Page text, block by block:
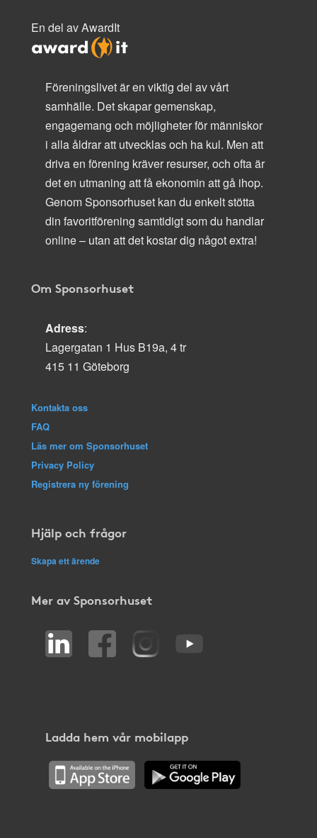
En del av AwardIt
Föreningslivet är en viktig del av vårt
samhälle. Det skapar gemenskap,
engagemang och möjligheter för människor
i alla åldrar att utvecklas och ha kul. Men att
driva en förening kräver resurser, och ofta är
det en utmaning att få ekonomin att gå ihop.
Genom Sponsorhuset kan du enkelt stötta
din favoritförening samtidigt som du handlar
online – utan att det kostar dig något extra!
Om Sponsorhuset
Adress:
Lagergatan 1 Hus B19a, 4 tr
415 11 Göteborg
Kontakta oss
FAQ
Läs mer om Sponsorhuset
Privacy Policy
Registrera ny förening
Hjälp och frågor
Skapa ett ärende
Mer av Sponsorhuset
Ladda hem vår mobilapp